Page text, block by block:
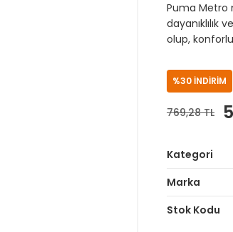
Puma Metro
dayanıklılık
olup,
%30 İNDİRİM
769,28 TL
Kategori
Marka
Stok Kodu